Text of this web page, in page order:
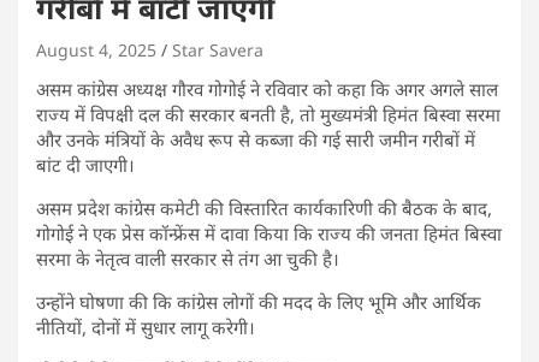
August 4, 2025 Star Savera
असम कांग्रेस अध्यक्ष गौरव गोगोई ने रविवार को कहा कि अगर अगले साल
राज्य में विपक्षी दल की सरकार बनती है, तो मुख्यमंत्री हिमंत बिस्वा सरमा
और उनके मंत्रियों के अवैध रूप से कब्जा की गई सारी जमीन गरीबों में
बांट दी जाएगी।
असम प्रदेश कांग्रेस कमेटी की विस्तारित कार्यकारिणी की बैठक के बाद,
गोगोई ने एक प्रेस कॉन्फ्रेंस में दावा किया कि राज्य की जनता हिमंत बिस्वा
सरमा के नेतृत्व वाली सरकार से तंग आ चुकी है।
उन्होंने घोषणा की कि कांग्रेस लोगों की मदद के लिए भूमि और आर्थिक
नीतियों, दोनों में सुधार लागू करेगी।